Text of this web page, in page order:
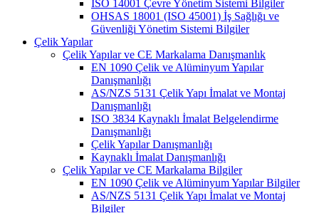
ISO 14001 Çevre Yönetim Sistemi Bilgiler
OHSAS 18001 (ISO 45001) İş Sağlığı ve
Güvenliği Yönetim Sistemi Bilgiler
Çelik Yapılar
Çelik Yapılar ve CE Markalama Danışmanlık
EN 1090 Çelik ve Alüminyum Yapılar
Danışmanlığı
AS/NZS 5131 Çelik Yapı İmalat ve Montaj
Danışmanlığı
ISO 3834 Kaynaklı İmalat Belgelendirme
Danışmanlığı
Çelik Yapılar Danışmanlığı
Kaynaklı İmalat Danışmanlığı
Çelik Yapılar ve CE Markalama Bilgiler
EN 1090 Çelik ve Alüminyum Yapılar Bilgiler
AS/NZS 5131 Çelik Yapı İmalat ve Montaj
Bilgiler